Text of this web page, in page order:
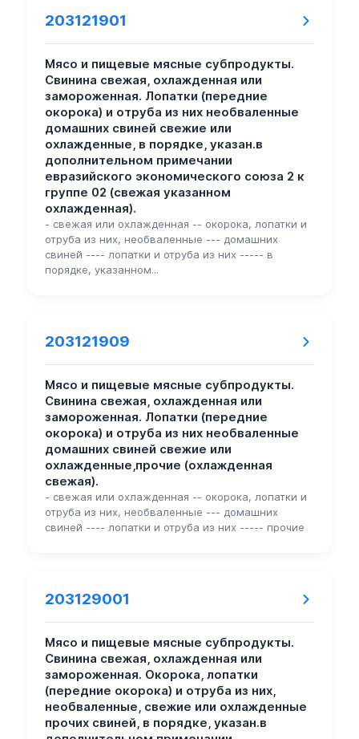
203121901
Мясо и пищевые мясные субпродукты.
Свинина свежая, охлажденная или
замороженная. Лопатки (передние
окорока) и отруба из них необваленные
домашних свиней свежие или
охлажденные, в порядке, указан.в
дополнительном примечании
евразийского экономического союза 2 к
группе 02 (свежая указанном
охлажденная).
- свежая или охлажденная -- окорока, лопатки и
отруба из них, необваленные --- домашних
свиней ---- лопатки и отруба из них ----- в
порядке, указанном...
203121909
Мясо и пищевые мясные субпродукты.
Свинина свежая, охлажденная или
замороженная. Лопатки (передние
окорока) и отруба из них необваленные
домашних свиней свежие или
охлажденные,прочие (охлажденная
свежая).
- свежая или охлажденная -- окорока, лопатки и
отруба из них, необваленные --- домашних
свиней ---- лопатки и отруба из них ----- прочие
203129001
Мясо и пищевые мясные субпродукты.
Свинина свежая, охлажденная или
замороженная. Окорока, лопатки
(передние окорока) и отруба из них,
необваленные, свежие или охлажденные
прочих свиней, в порядке, указан.в